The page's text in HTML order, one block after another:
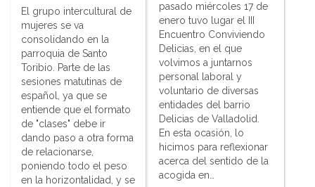
El grupo intercultural de
mujeres se va
consolidando en la
parroquia de Santo
Toribio. Parte de las
sesiones matutinas de
español, ya que se
entiende que el formato
de "clases" debe ir
dando paso a otra forma
de relacionarse,
poniendo todo el peso
en la horizontalidad, y se
pasado miércoles 17 de
enero tuvo lugar el III
Encuentro Conviviendo
Delicias, en el que
volvimos a juntarnos
personal laboral y
voluntario de diversas
entidades del barrio
Delicias de Valladolid.
En esta ocasión, lo
hicimos para reflexionar
acerca del sentido de la
acogida en…